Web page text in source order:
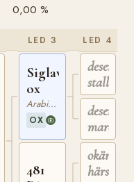
0,00 %
LED 3
Siglavy
ox
Arabiskt Fullblod
OX
481
LED 4
desert
stallion
desert
mare
okänd